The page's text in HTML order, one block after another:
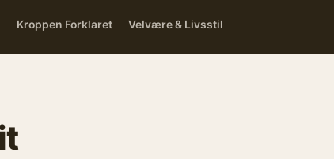
Kroppen Forklaret Velvære & Livsstil